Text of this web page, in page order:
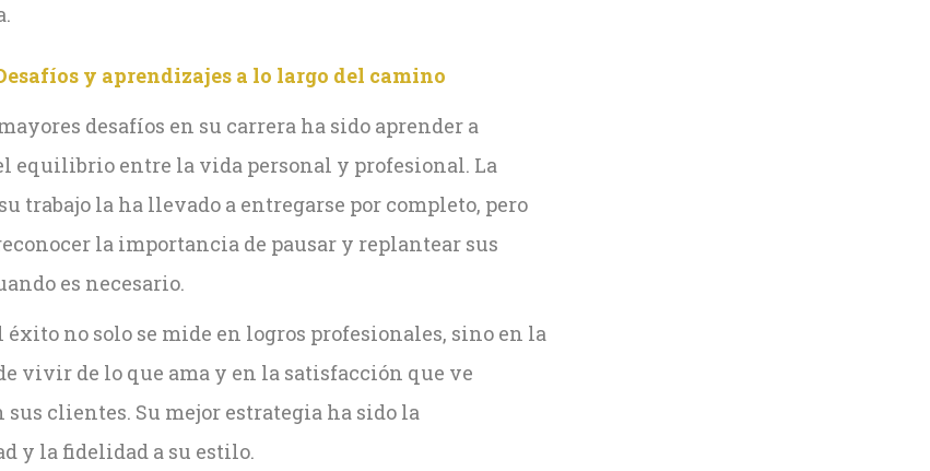
y aprendizajes a lo largo del camino
desafíos en su carrera ha sido aprender a
equilibrio entre la vida personal y profesional. La
trabajo la ha llevado a entregarse por completo, pero
la importancia de pausar y replantear sus
es necesario.
éxito no solo se mide en logros profesionales, sino en la
vivir de lo que ama y en la satisfacción que ve
sus clientes. Su mejor estrategia ha sido la
y la fidelidad a su estilo.